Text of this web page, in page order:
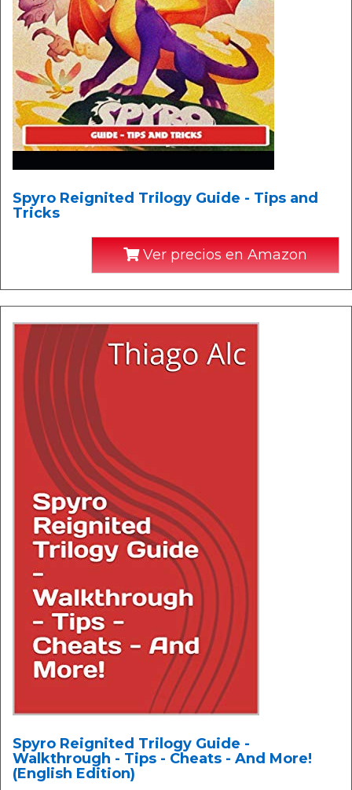
Spyro Reignited Trilogy Guide - Tips and
Tricks
Ver precios en Amazon
Spyro Reignited Trilogy Guide -
Walkthrough - Tips - Cheats - And More!
(English Edition)